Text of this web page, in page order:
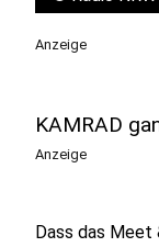
Anzeige
KAMRAD
Anzeige
Dass das Meet